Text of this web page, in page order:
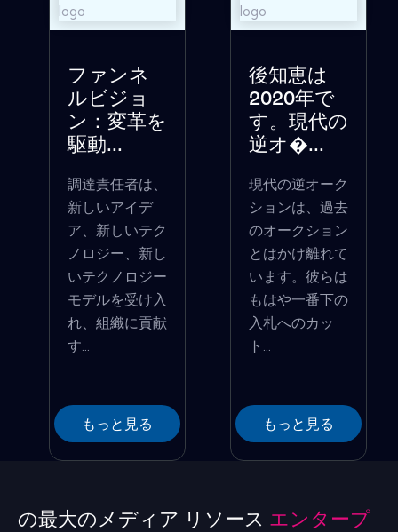
ファンネ
ルビジョ
ン：変革を
駆動...
調達責任者は、
新しいアイデ
ア、新しいテク
ノロジー、新し
いテクノロジー
モデルを受け入
れ、組織に貢献
す...
もっと見る
後知恵は
2020年で
す。現代の
逆オ�...
現代の逆オーク
ションは、過去
のオークション
とはかけ離れて
います。彼らは
もはや一番下の
入札へのカッ
ト...
もっと見る
の最大のメディア リソース エンタープ